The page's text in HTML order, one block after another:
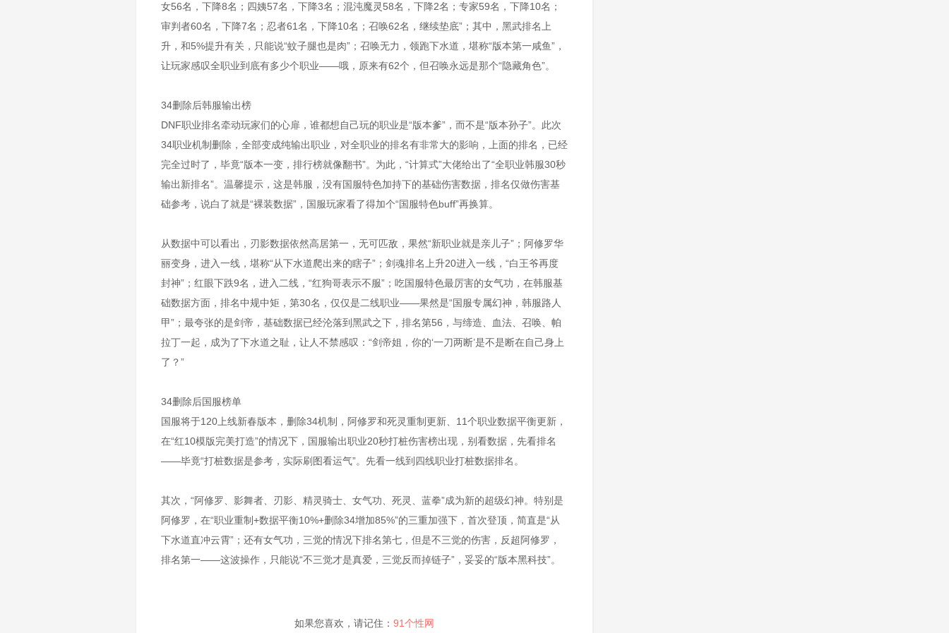
女56名，下降8名；四姨57名，下降3名；混沌魔灵58名，下降2名；专家59名，下降10名；
审判者60名，下降7名；忍者61名，下降10名；召唤62名，继续垫底”；其中，黑武排名上
升，和5%提升有关，只能说“蚊子腿也是肉”；召唤无力，领跑下水道，堪称“版本第一咸鱼”，
让玩家感叹全职业到底有多少个职业——哦，原来有62个，但召唤永远是那个“隐藏角色”。
34删除后韩服输出榜
DNF职业排名牵动玩家们的心扉，谁都想自己玩的职业是“版本爹”，而不是“版本孙子”。此次
34职业机制删除，全部变成纯输出职业，对全职业的排名有非常大的影响，上面的排名，已经
完全过时了，毕竟“版本一变，排行榜就像翻书”。为此，“计算式”大佬给出了“全职业韩服30秒
输出新排名”。温馨提示，这是韩服，没有国服特色加持下的基础伤害数据，排名仅做伤害基
础参考，说白了就是“裸装数据”，国服玩家看了得加个“国服特色buff”再换算。
从数据中可以看出，刃影数据依然高居第一，无可匹敌，果然“新职业就是亲儿子”；阿修罗华
丽变身，进入一线，堪称“从下水道爬出来的瞎子”；剑魂排名上升20进入一线，“白王爷再度
封神”；红眼下跌9名，进入二线，“红狗哥表示不服”；吃国服特色最厉害的女气功，在韩服基
础数据方面，排名中规中矩，第30名，仅仅是二线职业——果然是“国服专属幻神，韩服路人
甲”；最夸张的是剑帝，基础数据已经沦落到黑武之下，排名第56，与缔造、血法、召唤、帕
拉丁一起，成为了下水道之耻，让人不禁感叹：“剑帝姐，你的‘一刀两断’是不是断在自己身上
了？”
34删除后国服榜单
国服将于120上线新春版本，删除34机制，阿修罗和死灵重制更新、11个职业数据平衡更新，
在“红10模版完美打造”的情况下，国服输出职业20秒打桩伤害榜出现，别看数据，先看排名
——毕竟“打桩数据是参考，实际刷图看运气”。先看一线到四线职业打桩数据排名。
其次，“阿修罗、影舞者、刃影、精灵骑士、女气功、死灵、蓝拳”成为新的超级幻神。特别是
阿修罗，在“职业重制+数据平衡10%+删除34增加85%”的三重加强下，首次登顶，简直是“从
下水道直冲云霄”；还有女气功，三觉的情况下排名第七，但是不三觉的伤害，反超阿修罗，
排名第一——这波操作，只能说“不三觉才是真爱，三觉反而掉链子”，妥妥的“版本黑科技”。
如果您喜欢，请记住： 91个性网